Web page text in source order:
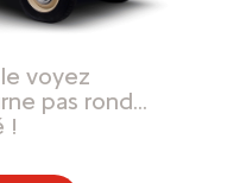
voyez
pas rond…
!